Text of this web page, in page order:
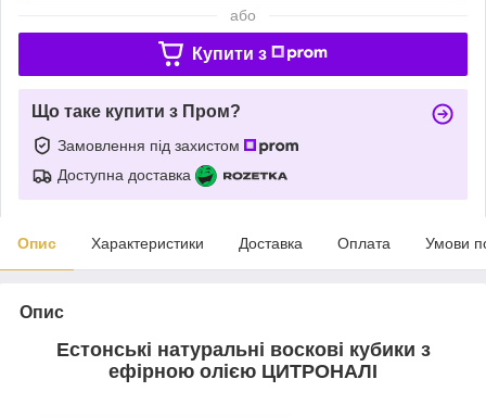
або
Купити з
Що таке купити з Пром?
Замовлення під захистом
Доступна доставка
Опис Характеристики Доставка Оплата Умови
Опис
Естонські натуральні воскові кубики з
ефірною олією ЦИТРОНАЛІ